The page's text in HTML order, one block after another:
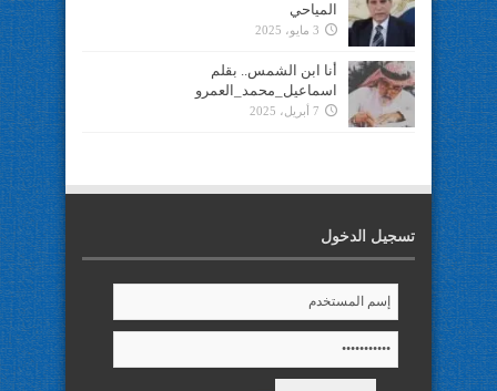
المياحي
3 مايو، 2025
أنا ابن الشمس.. بقلم
اسماعيل_محمد_العمرو
7 أبريل، 2025
تسجيل الدخول